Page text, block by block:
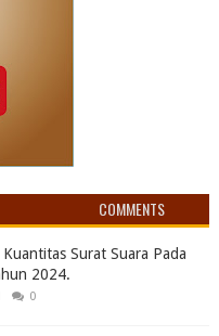
COMMENTS
Surat Suara Pada
2024.
0